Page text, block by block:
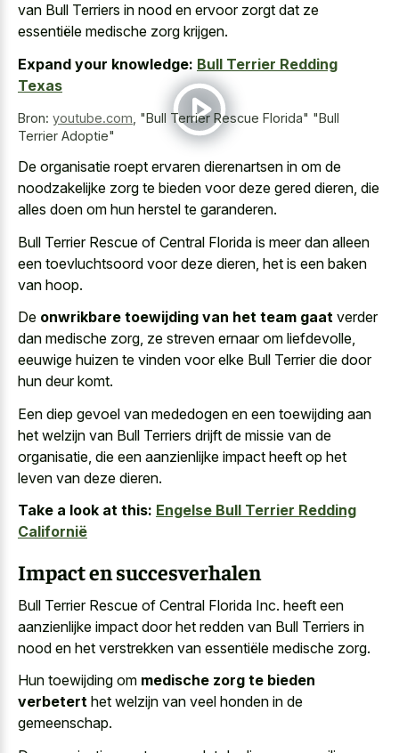
van Bull Terriers in nood en ervoor zorgt dat ze
essentiële medische zorg krijgen.
Expand your knowledge: Bull Terrier Redding
Texas
Bron: youtube.com "Bull Terrier Rescue Florida" "Bull
Terrier Adoptie"
De organisatie roept ervaren dierenartsen in om de
noodzakelijke zorg te bieden voor deze gered dieren, die
alles doen om hun herstel te garanderen.
Bull Terrier Rescue of Central Florida is meer dan alleen
een toevluchtsoord voor deze dieren, het is een baken
van hoop.
De onwrikbare toewijding van het team gaat verder
dan medische zorg, ze streven ernaar om liefdevolle,
eeuwige huizen te vinden voor elke Bull Terrier die door
hun deur komt.
Een diep gevoel van mededogen en een toewijding aan
het welzijn van Bull Terriers drijft de missie van de
organisatie, die een aanzienlijke impact heeft op het
leven van deze dieren.
Take a look at this: Engelse Bull Terrier Redding
Californië
Impact en succesverhalen
Bull Terrier Rescue of Central Florida Inc. heeft een
aanzienlijke impact door het redden van Bull Terriers in
nood en het verstrekken van essentiële medische zorg.
Hun toewijding om medische zorg te bieden
verbetert het welzijn van veel honden in de
gemeenschap.